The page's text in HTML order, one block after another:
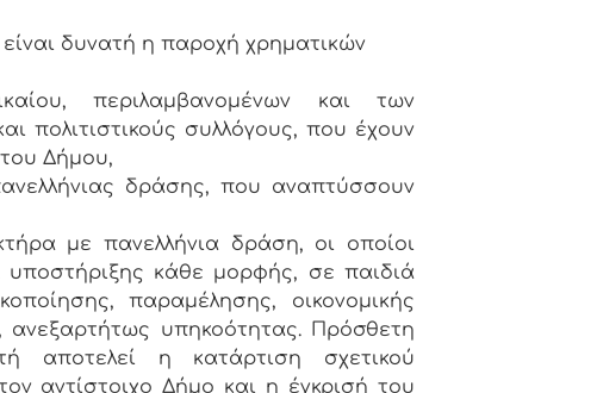
δυνατή η παροχή χρηματικών
περιλαμβανομένων και των
πολιτιστικούς συλλόγους, που έχουν
Δήμου,
δράσης, που αναπτύσσουν
με πανελλήνια δράση, οι οποίοι
κάθε μορφής, σε παιδιά
παραμέλησης, οικονομικής
ανεξαρτήτως υπηκοότητας. Πρόσθετη
αποτελεί η κατάρτιση σχετικού
αντίστοιχο Δήμο και η έγκρισή του